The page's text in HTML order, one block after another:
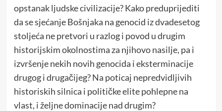
opstanak ljudske civilizacije? Kako preduprijediti
da se sjećanje Bošnjaka na genocid iz dvadesetog
stoljeća ne pretvori u razlog i povod u drugim
historijskim okolnostima za njihovo nasilje, pa i
izvršenje nekih novih genocida i eksterminacije
drugog i drugačijeg? Na poticaj nepredvidljivih
historiskih silnica i političke elite pohlepne na
vlast, i željne dominacije nad drugim?